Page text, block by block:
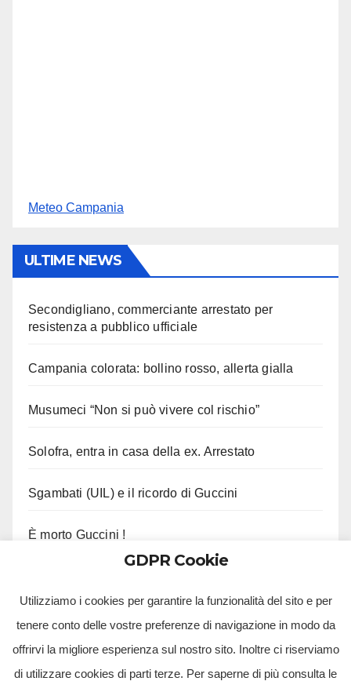
Meteo Campania
ULTIME NEWS
Secondigliano, commerciante arrestato per
resistenza a pubblico ufficiale
Campania colorata: bollino rosso, allerta gialla
Musumeci “Non si può vivere col rischio”
Solofra, entra in casa della ex. Arrestato
Sgambati (UIL) e il ricordo di Guccini
È morto Guccini !
GDPR Cookie
Utilizziamo i cookies per garantire la funzionalità del sito e per
tenere conto delle vostre preferenze di navigazione in modo da
offrirvi la migliore esperienza sul nostro sito. Inoltre ci riserviamo
di utilizzare cookies di parti terze. Per saperne di più consulta le